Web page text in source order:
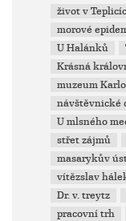
život v
morové
U Halánků
Krásná
muzeum
návštěvnické
U mlsného
střet zájmů
masarykův
vítězslav
Dr. v. treytz
pracovní trh